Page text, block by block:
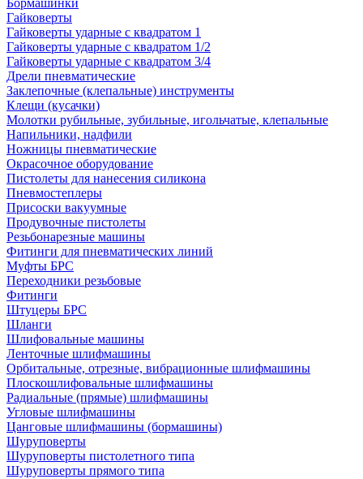
Бормашинки
Гайковерты
Гайковерты ударные с квадратом 1
Гайковерты ударные с квадратом 1/2
Гайковерты ударные с квадратом 3/4
Дрели пневматические
Заклепочные (клепальные) инструменты
Клещи (кусачки)
Молотки рубильные, зубильные, игольчатые, клепальные
Напильники, надфили
Ножницы пневматические
Окрасочное оборудование
Пистолеты для нанесения силикона
Пневмостеплеры
Присоски вакуумные
Продувочные пистолеты
Резьбонарезные машины
Фитинги для пневматических линий
Муфты БРС
Переходники резьбовые
Фитинги
Штуцеры БРС
Шланги
Шлифовальные машины
Ленточные шлифмашины
Орбитальные, отрезные, вибрационные шлифмашины
Плоскошлифовальные шлифмашины
Радиальные (прямые) шлифмашины
Угловые шлифмашины
Цанговые шлифмашины (бормашины)
Шуруповерты
Шуруповерты пистолетного типа
Шуруповерты прямого типа